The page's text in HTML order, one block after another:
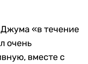
«в течение
очень
вместе с